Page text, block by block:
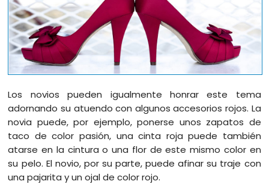
Los novios pueden igualmente honrar este tema
adornando su atuendo con algunos accesorios rojos. La
novia puede, por ejemplo, ponerse unos zapatos de
taco de color pasión, una cinta roja puede también
atarse en la cintura o una flor de este mismo color en
su pelo. El novio, por su parte, puede afinar su traje con
una pajarita y un ojal de color rojo.